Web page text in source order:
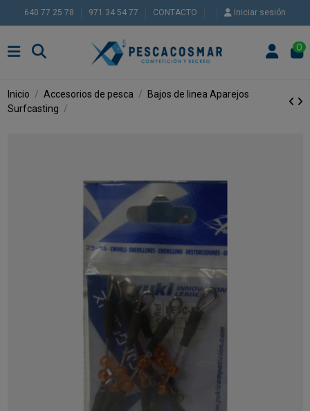
640 77 25 78 971 34 54 77 CONTACTO Iniciar sesión
0
Inicio Accesorios de pesca Bajos de linea Aparejos
Surfcasting